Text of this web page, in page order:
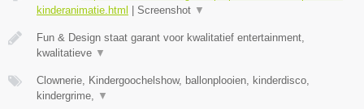
kinderanimatie.html | Screenshot ▼
Fun & Design staat garant voor kwalitatief entertainment,
kwalitatieve ▼
Clownerie, Kindergoochelshow, ballonplooien, kinderdisco,
kindergrime,
▼